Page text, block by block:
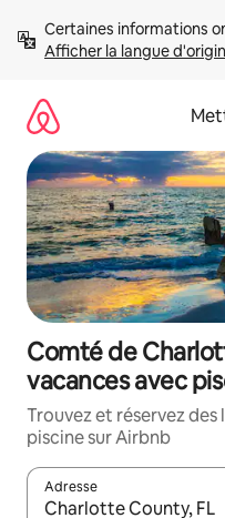
directement
Afficher la langue
Comté de
vacances avec
Trouvez et réservez
piscine sur Airbnb
Adresse
Lorsque les résultats